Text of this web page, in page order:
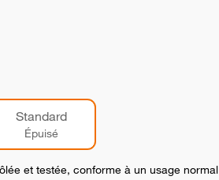
Standard
Épuisé
et testée, conforme à un usage normal